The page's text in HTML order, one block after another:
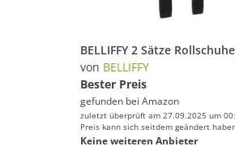
von BELLIFFY
Bester Preis
gefunden bei Amazon
zuletzt überprüft am 27.09.2025 um
Preis kann sich seitdem geändert
Keine weiteren Anbieter